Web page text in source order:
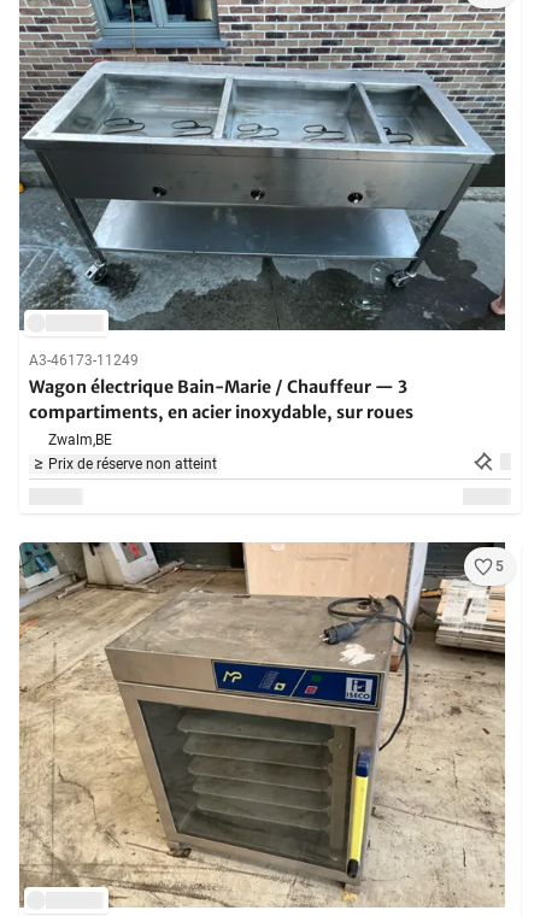
A3-46173-11249
Wagon électrique Bain-Marie / Chauffeur — 3
compartiments, en acier inoxydable, sur roues
Zwalm,BE
Prix de réserve non atteint
5